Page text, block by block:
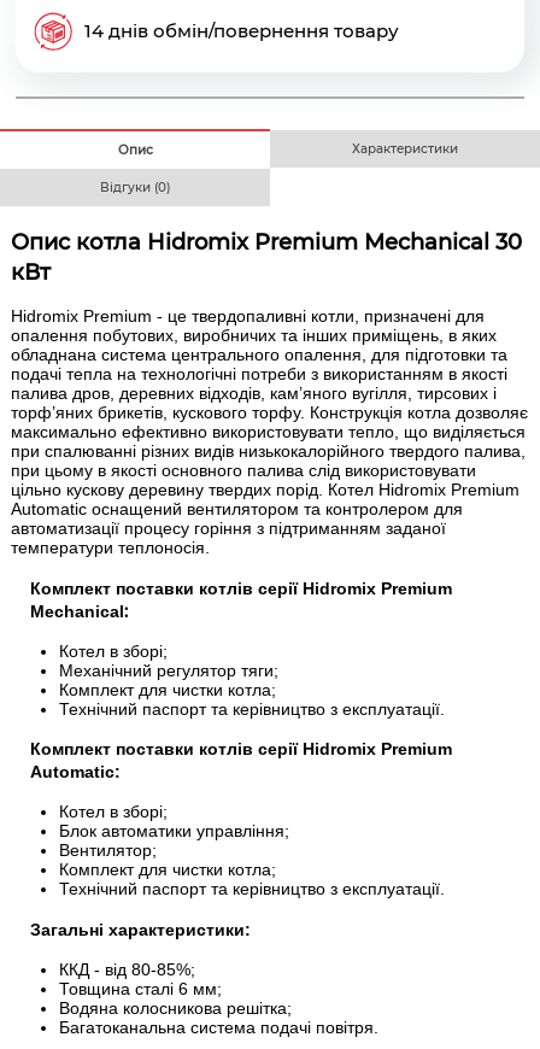
14 днів обмін/повернення товару
Опис Характеристики
Відгуки (0)
Опис котла Hidromix Premium Mechanical 30
кВт
Hidromix Premium - це твердопаливні котли, призначені для
опалення побутових, виробничих та інших приміщень, в яких
обладнана система центрального опалення, для підготовки та
подачі тепла на технологічні потреби з використанням в якості
палива дров, деревних відходів, кам’яного вугілля, тирсових і
торф’яних брикетів, кускового торфу. Конструкція котла дозволяє
максимально ефективно використовувати тепло, що виділяється
при спалюванні різних видів низькокалорійного твердого палива,
при цьому в якості основного палива слід використовувати
цільно кускову деревину твердих порід. Котел Hidromix Premium
Automatic оснащений вентилятором та контролером для
автоматизації процесу горіння з підтриманням заданої
температури теплоносія.
Комплект поставки котлів серії Hidromix Premium
Mechanical:
Котел в зборі;
Механічний регулятор тяги;
Комплект для чистки котла;
Технічний паспорт та керівництво з експлуатації.
Комплект поставки котлів серії Hidromix Premium
Automatic:
Котел в зборі;
Блок автоматики управління;
Вентилятор;
Комплект для чистки котла;
Технічний паспорт та керівництво з експлуатації.
Загальні характеристики:
ККД - від 80-85%;
Товщина сталі 6 мм;
Водяна колосникова решітка;
Багатоканальна система подачі повітря.